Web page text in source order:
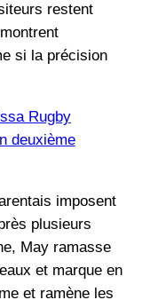
restent
si la précision
Rugby
deuxième
imposent
plusieurs
May ramasse
et marque en
et ramène les